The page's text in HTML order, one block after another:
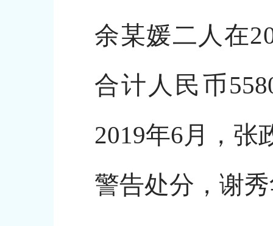
余某媛二人在
合计人民币
2019年6月，张
警告处分，谢